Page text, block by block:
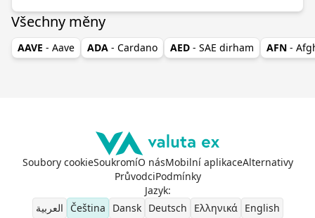
Všechny měny
AAVE - Aave ADA - Cardano AED - SAE dirham AFN -
Soubory cookieSoukromíO násMobilní aplikaceAlternativy
PrůvodciPodmínky
Jazyk:
العربية
Čeština Dansk Deutsch Ελληνικά English